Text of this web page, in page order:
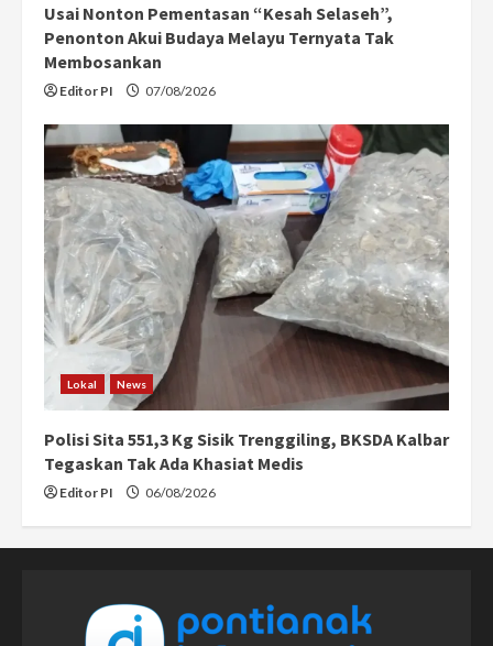
Usai Nonton Pementasan “Kesah Selaseh”,
Penonton Akui Budaya Melayu Ternyata Tak
Membosankan
Editor PI 07/08/2026
Lokal News
Polisi Sita 551,3 Kg Sisik Trenggiling, BKSDA Kalbar
Tegaskan Tak Ada Khasiat Medis
Editor PI 06/08/2026